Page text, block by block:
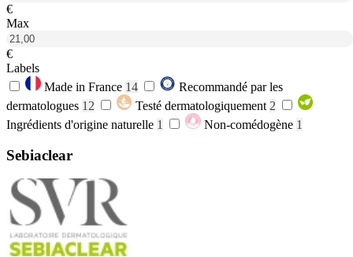
€
Max
€
Labels
Made in France 14
Recommandé par les
dermatologues 12 Testé dermatologiquement 2
Ingrédients d'origine naturelle 1 Non-comédogène 1
Sebiaclear